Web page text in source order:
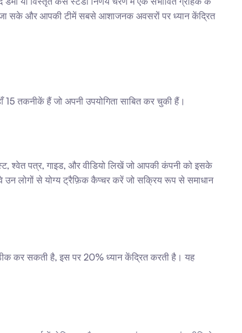
जा सके और आपकी टीमें सबसे आशाजनक अवसरों पर ध्यान केंद्रित
15 तकनीकें हैं जो अपनी उपयोगिता साबित कर चुकी हैं।
श्वेत पत्र, गाइड, और वीडियो लिखें जो आपकी कंपनी को इसके
उन लोगों से योग्य ट्रैफ़िक कैप्चर करें जो सक्रिय रूप से समाधान
कर सकती है, इस पर 20% ध्यान केंद्रित करती है। यह